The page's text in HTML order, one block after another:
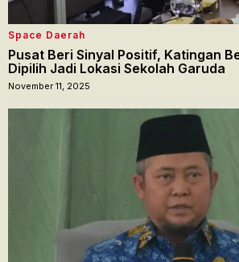
Space Daerah
Pusat Beri Sinyal Positif, Katingan
Dipilih Jadi Lokasi Sekolah Garuda
November 11, 2025